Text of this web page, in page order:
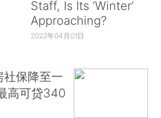
Staff, Is Its ‘Winter’
Approaching?
2022年04月01日
社保降至一
高可贷340